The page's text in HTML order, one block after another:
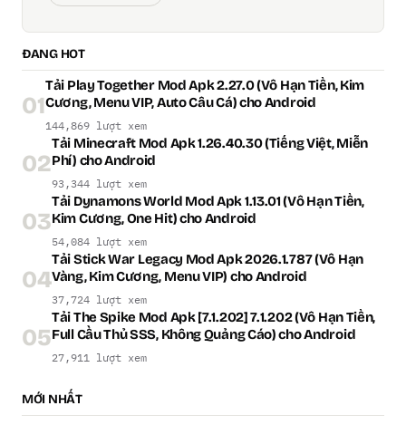
ĐANG HOT
01
Tải Play Together Mod Apk 2.27.0 (Vô Hạn Tiền, Kim
Cương, Menu VIP, Auto Câu Cá) cho Android
144,869 lượt xem
02
Tải Minecraft Mod Apk 1.26.40.30 (Tiếng Việt, Miễn
Phí) cho Android
93,344 lượt xem
03
Tải Dynamons World Mod Apk 1.13.01 (Vô Hạn Tiền,
Kim Cương, One Hit) cho Android
54,084 lượt xem
04
Tải Stick War Legacy Mod Apk 2026.1.787 (Vô Hạn
Vàng, Kim Cương, Menu VIP) cho Android
37,724 lượt xem
05
Tải The Spike Mod Apk [7.1.202] 7.1.202 (Vô Hạn Tiền,
Full Cầu Thủ SSS, Không Quảng Cáo) cho Android
27,911 lượt xem
MỚI NHẤT